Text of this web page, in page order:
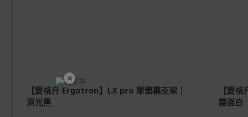
【愛格升 Ergotron】LX pro 單螢幕支架｜
消光黑
【愛
霧面白
×
開學裝備全面降價